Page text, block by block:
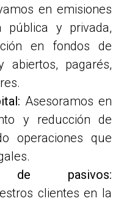
en emisiones
y privada,
en fondos de
abiertos, pagarés,
Asesoramos en
y reducción de
operaciones que
de pasivos:
clientes en la